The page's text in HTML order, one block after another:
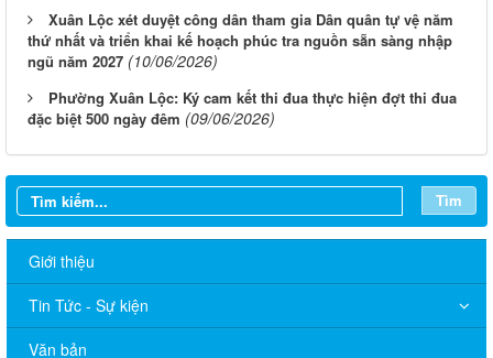
Xuân Lộc xét duyệt công dân tham gia Dân quân tự vệ năm
thứ nhất và triển khai kế hoạch phúc tra nguồn sẵn sàng nhập
ngũ năm 2027 (10/06/2026)
Phường Xuân Lộc: Ký cam kết thi đua thực hiện đợt thi đua
đặc biệt 500 ngày đêm (09/06/2026)
Tìm
Giới thiệu
Tin Tức - Sự kiện
Văn bản